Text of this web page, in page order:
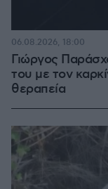
Γιώργος
του με τον
θεραπεία
06.08.2026, 18:00